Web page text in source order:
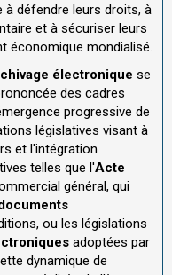
défendre leurs droits, à
et à sécuriser leurs
économique mondialisé.
électronique se
des cadres
progressive de
législatives visant à
et l'intégration
telles que l'Acte
général, qui
ou les législations
adoptées par
dynamique de